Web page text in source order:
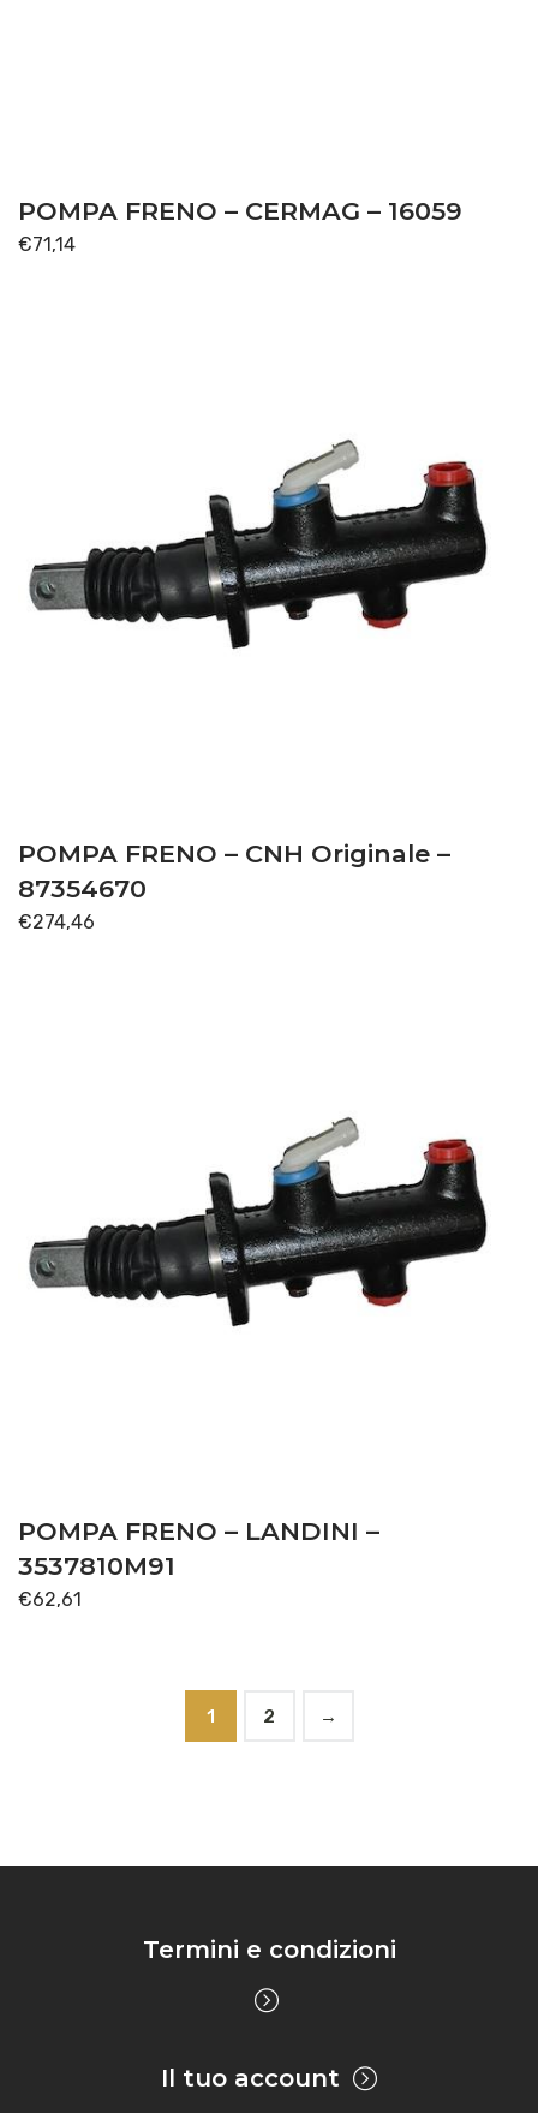
POMPA FRENO – CERMAG – 16059
€71,14
POMPA FRENO – CNH Originale –
87354670
€274,46
POMPA FRENO – LANDINI –
3537810M91
€62,61
1 2 →
Termini e condizioni
Il tuo account